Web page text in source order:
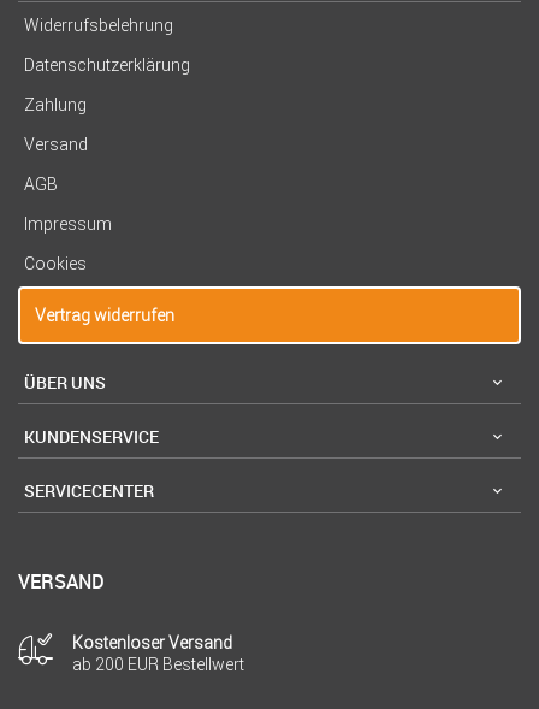
Widerrufsbelehrung
Datenschutzerklärung
Zahlung
Versand
AGB
Impressum
Cookies
Vertrag widerrufen
ÜBER UNS
KUNDENSERVICE
SERVICECENTER
VERSAND
Kostenloser Versand
ab 200 EUR Bestellwert